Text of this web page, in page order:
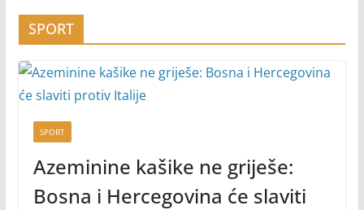
SPORT
SPORT
Azeminine kašike ne griješe:
Bosna i Hercegovina će slaviti